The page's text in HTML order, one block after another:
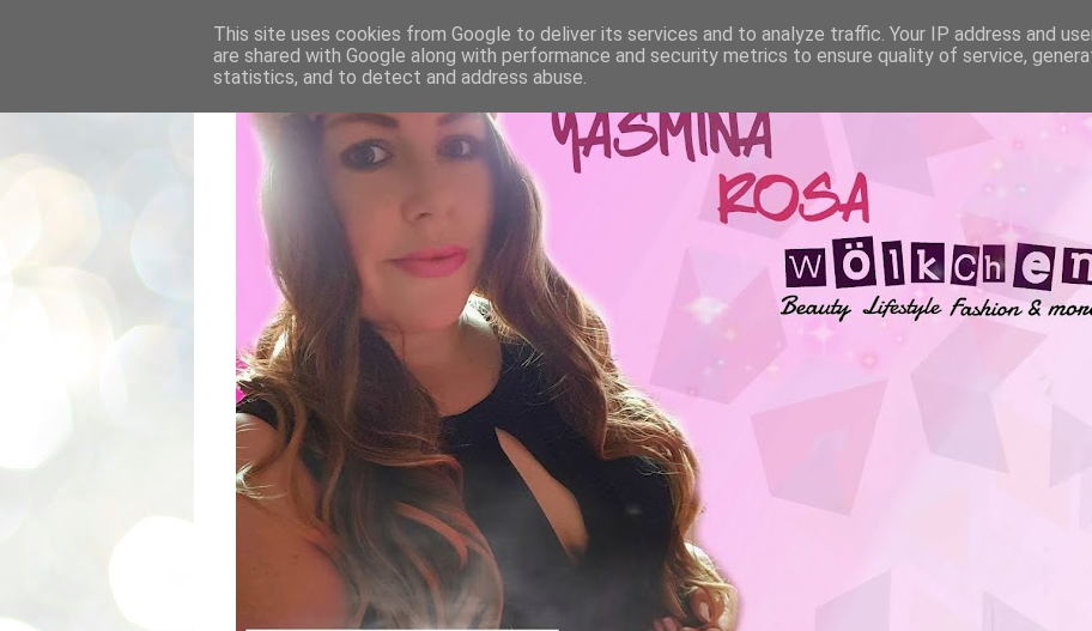
This site uses cookies from Google to deliver its services and to analyze traffic. Your IP address and
are shared with Google along with performance and security metrics to ensure quality of service,
statistics, and to detect and address abuse.